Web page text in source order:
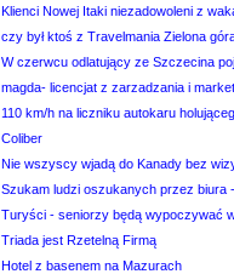
Klienci Nowej Itaki niezadowoleni z
czy był ktoś z Travelmania Zielona
W czerwcu odlatujący ze Szczecina
magda- licencjat z zarzadzania i
110 km/h na liczniku autokaru
Coliber
Nie wszyscy wjadą do Kanady bez
Szukam ludzi oszukanych przez biura
Turyści - seniorzy będą wypoczywać
Triada jest Rzetelną Firmą
Hotel z basenem na Mazurach